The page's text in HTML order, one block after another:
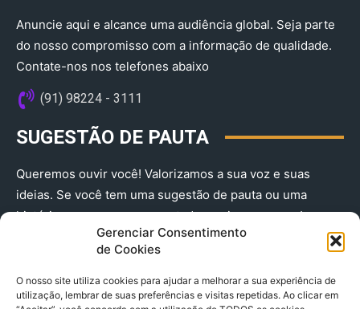
Gerenciar Consentimento
de Cookies
O nosso site utiliza cookies para ajudar a melhorar a sua experiência de
utilização, lembrar de suas preferências e visitas repetidas. Ao clicar em
Anuncie aqui e alcance uma audiência global. Seja parte
do nosso compromisso com a informação de qualidade.
Contate-nos nos telefones abaixo
(91) 98224 - 3111
SUGESTÃO DE PAUTA
Queremos ouvir você! Valorizamos a sua voz e suas
ideias. Se você tem uma sugestão de pauta ou uma
história que merece ser contada, envie-nos agora!
(91) 98224 - 3111